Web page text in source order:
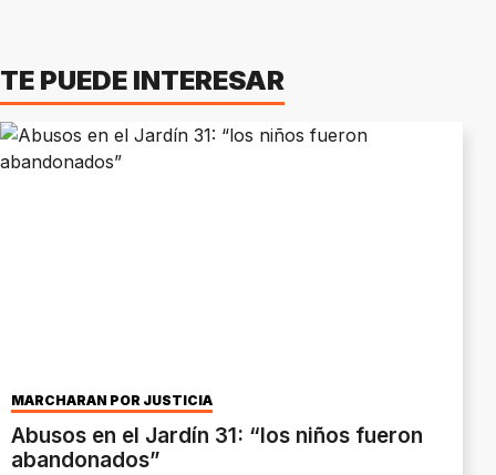
TE PUEDE INTERESAR
MARCHARÁN POR JUSTICIA
Abusos en el Jardín 31: “los niños fueron
abandonados”